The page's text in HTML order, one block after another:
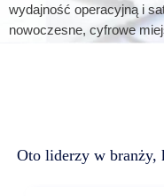
wydajność operacyjną i
nowoczesne, cyfrowe
Oto liderzy w